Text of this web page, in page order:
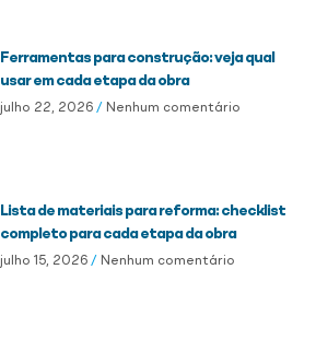
Ferramentas para construção: veja qual
usar em cada etapa da obra
julho 22, 2026 Nenhum comentário
Lista de materiais para reforma: checklist
completo para cada etapa da obra
julho 15, 2026 Nenhum comentário